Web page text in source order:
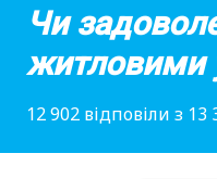
Чи
житловими
12 902 відповіли з